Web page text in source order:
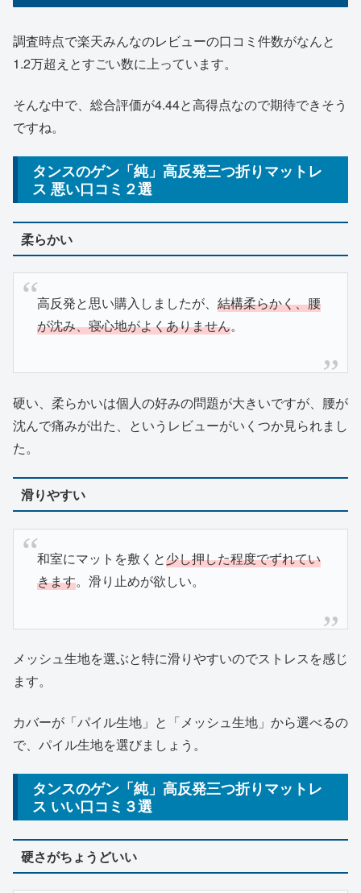
調査時点で楽天みんなのレビューの口コミ件数がなんと
1.2万超えとすごい数に上っています。
そんな中で、総合評価が4.44と高得点なので期待できそう
ですね。
タンスのゲン「純」高反発三つ折りマットレ
ス 悪い口コミ２選
柔らかい
高反発と思い購入しましたが、 結構柔らかく、腰
が沈み、寝心地がよくありません。
硬い、柔らかいは個人の好みの問題が大きいですが、腰が
沈んで痛みが出た、というレビューがいくつか見られまし
た。
滑りやすい
和室にマットを敷くと少し押した程度でずれてい
きます。滑り止めが欲しい。
メッシュ生地を選ぶと特に滑りやすいのでストレスを感じ
ます。
カバーが「パイル生地」と「メッシュ生地」から選べるの
で、パイル生地を選びましょう。
タンスのゲン「純」高反発三つ折りマットレ
ス いい口コミ３選
硬さがちょうどいい